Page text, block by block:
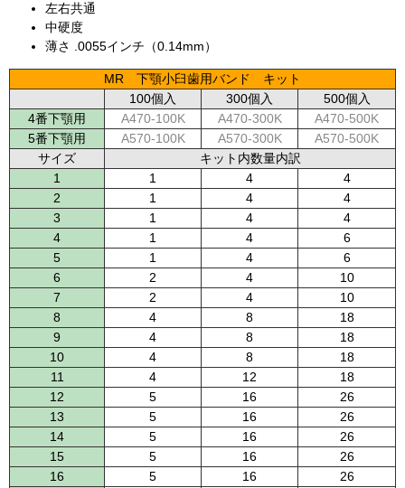
左右共通
中硬度
薄さ .0055インチ（0.14mm）
MR 下顎小臼歯用バンド キット
100個入
300個入
500個入
4番下顎用
A470-100K A470-300K
A470-500K
5番下顎用
A570-100K A570-300K
A570-500K
サイズ
キット内数量内訳
1
1 4
4
2
1 4
4
3
1 4
4
4
1 4
6
5
1 4
6
6
2 4
10
7
2 4
10
8
4 8
18
9
4 8
18
10
4 8
18
11
4 12
18
12
5 16
26
13
5 16
26
14
5 16
26
15
5 16
26
16
5 16
26